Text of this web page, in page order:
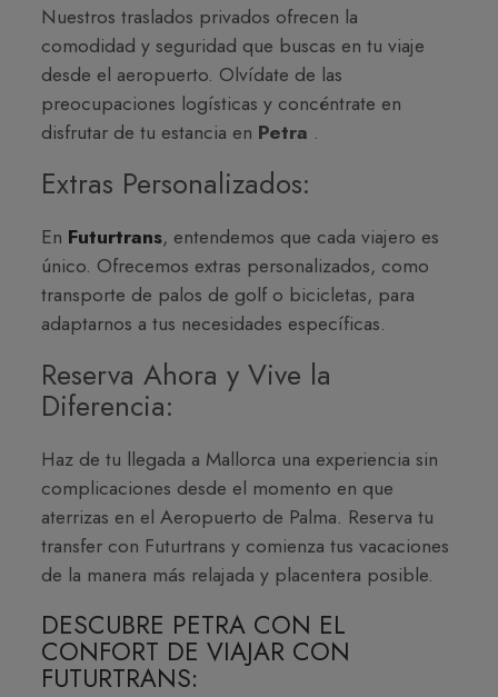
Nuestros traslados privados ofrecen la
comodidad y seguridad que buscas en tu viaje
desde el aeropuerto. Olvídate de las
preocupaciones logísticas y concéntrate en
disfrutar de tu estancia en Petra .
Extras Personalizados:
En Futurtrans, entendemos que cada viajero es
único. Ofrecemos extras personalizados, como
transporte de palos de golf o bicicletas, para
adaptarnos a tus necesidades específicas.
Reserva Ahora y Vive la
Diferencia:
Haz de tu llegada a Mallorca una experiencia sin
complicaciones desde el momento en que
aterrizas en el Aeropuerto de Palma. Reserva tu
transfer con Futurtrans y comienza tus vacaciones
de la manera más relajada y placentera posible.
DESCUBRE PETRA CON EL
CONFORT DE VIAJAR CON
FUTURTRANS: